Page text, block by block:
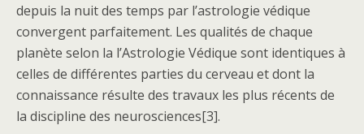
depuis la nuit des temps par l’astrologie védique
convergent parfaitement. Les qualités de chaque
planète selon la l’Astrologie Védique sont identiques à
celles de différentes parties du cerveau et dont la
connaissance résulte des travaux les plus récents de
la discipline des neurosciences[3].